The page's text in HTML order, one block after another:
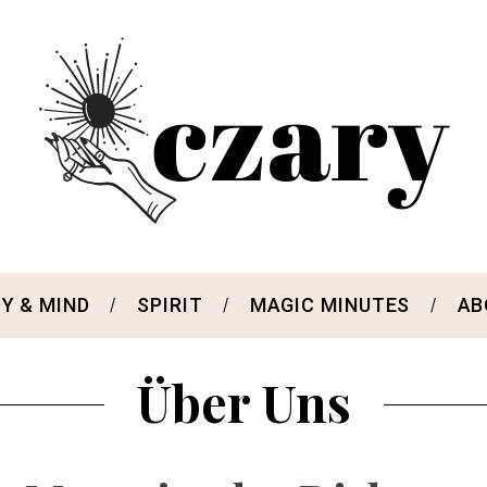
& MIND SPIRIT MAGIC MINUTES
Über Uns